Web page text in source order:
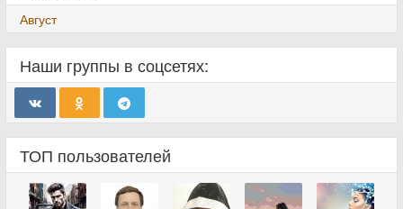
Август
Наши группы в соцсетях:
ТОП пользователей